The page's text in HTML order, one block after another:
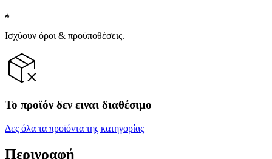
Ισχύουν όροι & προϋποθέσεις.
Το προϊόν δεν ειναι διαθέσιμο
Δες όλα τα προϊόντα της κατηγορίας
Περιγραφή